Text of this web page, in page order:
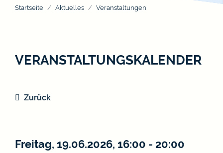
Startseite Aktuelles Veranstaltungen
VERANSTALTUNGSKALENDER
Zurück
Freitag, 19.06.2026, 16:00 - 20:00